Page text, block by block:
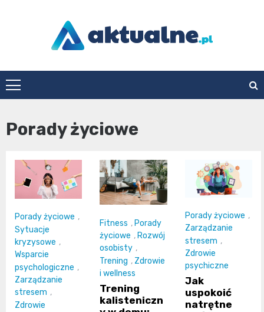
aktualne.pl
Porady życiowe
Porady życiowe ,
Sytuacje
kryzysowe ,
Wsparcie
psychologiczne ,
Zarządzanie
stresem ,
Zdrowie
Fitness , Porady
życiowe , Rozwój
osobisty ,
Trening , Zdrowie
i wellness
Trening
kalisteniczn
Porady życiowe ,
Zarządzanie
stresem ,
Zdrowie
psychiczne
Jak
uspokoić
natrętne